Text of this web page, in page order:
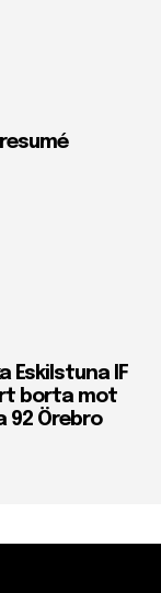
Eskilstuna IF
borta mot
92 Örebro